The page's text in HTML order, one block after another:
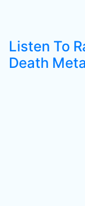
Listen To
Death